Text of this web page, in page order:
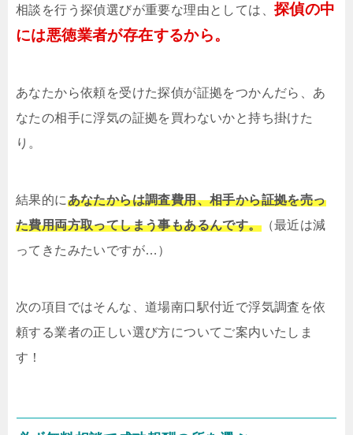
相談を行う探偵選びが重要な理由としては、 探偵の中
には悪徳業者が存在するから。
あなたから依頼を受けた探偵が証拠をつかんだら、あ
なたの相手に浮気の証拠を買わないかと持ち掛けた
り。
結果的にあなたからは調査費用、相手から証拠を売っ
た費用両方取ってしまう事もあるんです。（最近は減
ってきたみたいですが…）
次の項目ではそんな、道場南口駅付近で浮気調査を依
頼する業者の正しい選び方についてご案内いたしま
す！